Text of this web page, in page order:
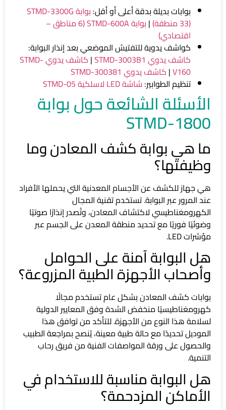
بوابات بديلة بدقة أعلى أو أقل:
بوابة STMD-3300G
(33 منطقة)
|
بوابة STMD-600A (6 مناطق –
اقتصادي)
كواشف يدوية للتفتيش الموضعي بعد إنذار البوابة:
كاشف يدوي STMD-3003B1
|
كاشف يدوي STMD-
V160
| كاشف يدوي STMD-300381
تنظيم الطوابير: شاشة LED لاسلكية STMD-05
الأسئلة الشائعة حول بوابة
STMD-1800
ما هي بوابة كشف المعادن وما
وظيفتها؟
هي جهاز للكشف عن الأجسام المعدنية التي يحملها الأفراد
عند المرور عبر البوابة. تستخدم تقنية المجال
الكهرومغناطيسي لاكتشاف المعادن، وتُصدر إنذارًا صوتيًا
وضوئيًا فوريًا مع تحديد منطقة المعدن على الجسم عبر
مؤشرات LED.
هل البوابة آمنة على الحوامل
وأصحاب الأجهزة الطبية المزروعة؟
بوابات كشف المعادن بشكل عام تستخدم مجالًا
كهرومغناطيسيًا منخفض الشدة وفق المعايير الدولية
لسلامة هذا النوع من الأجهزة. للتأكد من توافق هذا
الموديل تحديدًا مع حالة طبية معينة، يُنصح بمراجعة الطبيب
والحصول على ورقة المواصفات الفنية من فريق رحاب
التنمية.
هل البوابة مناسبة للاستخدام في
الأماكن المزدحمة؟